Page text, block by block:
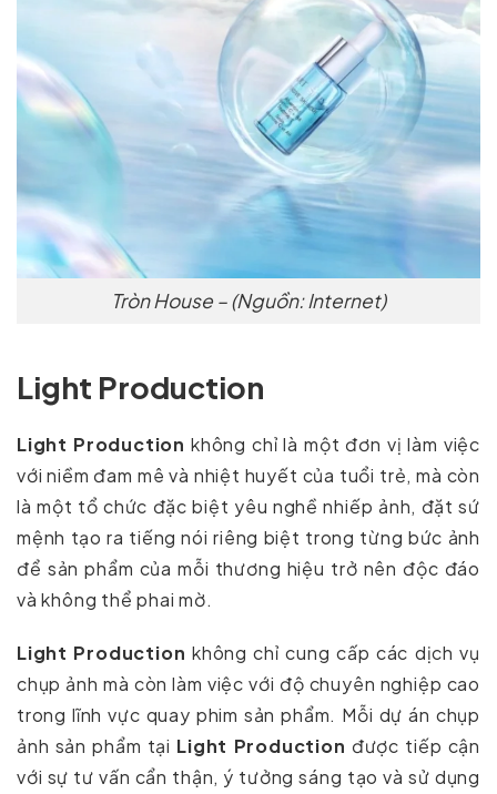
Tròn House – (Nguồn: Internet)
Light Production
Light Production không chỉ là một đơn vị làm việc
với niềm đam mê và nhiệt huyết của tuổi trẻ, mà còn
là một tổ chức đặc biệt yêu nghề nhiếp ảnh, đặt sứ
mệnh tạo ra tiếng nói riêng biệt trong từng bức ảnh
để sản phẩm của mỗi thương hiệu trở nên độc đáo
và không thể phai mờ.
Light Production không chỉ cung cấp các dịch vụ
chụp ảnh mà còn làm việc với độ chuyên nghiệp cao
trong lĩnh vực quay phim sản phẩm. Mỗi dự án chụp
ảnh sản phẩm tại Light Production được tiếp cận
với sự tư vấn cẩn thận, ý tưởng sáng tạo và sử dụng